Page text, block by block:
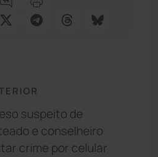
suspeito de
e conselheiro
crime por celular